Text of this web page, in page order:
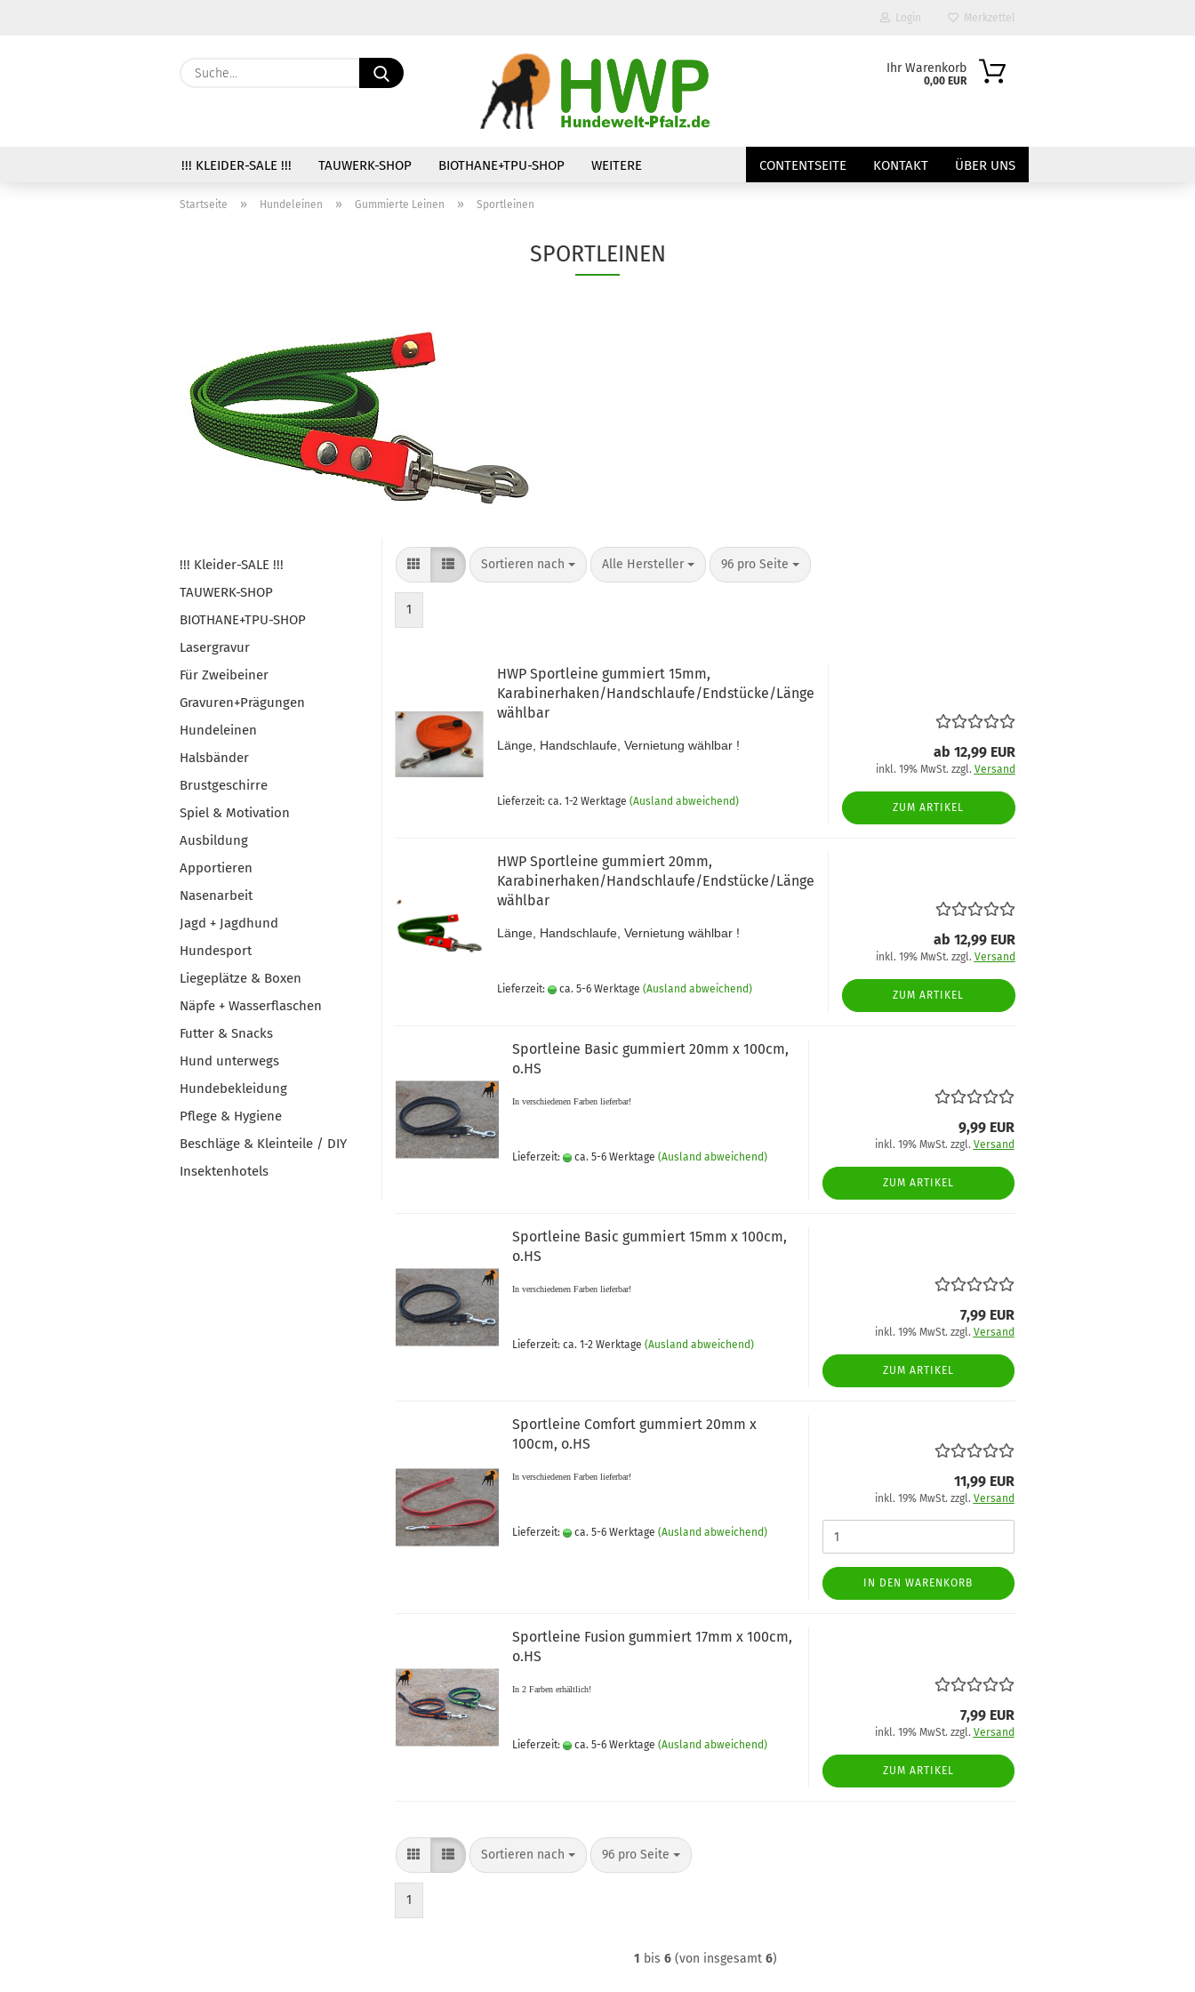
Login
E-Mail
Merkzettel
Suche... Ihr Warenkorb
0,00 EUR
!!! KLEIDER-SALE !!! TAUWERK-SHOP BIOTHANE+TPU-SHOP CONTENTSEITE KONTAKT ÜBER UNS
WEITERE
Startseite » Hundeleinen » Gummierte Leinen » Sportleinen
SPORTLEINEN
!!! Kleider-SALE !!!
TAUWERK-SHOP
BIOTHANE+TPU-SHOP
Lasergravur
Für Zweibeiner
Gravuren+Prägungen
Hundeleinen
Halsbänder
Brustgeschirre
Spiel & Motivation
Ausbildung
Apportieren
Nasenarbeit
Jagd + Jagdhund
Hundesport
Liegeplätze & Boxen
Näpfe + Wasserflaschen
Futter & Snacks
Hund unterwegs
Hundebekleidung
Pflege & Hygiene
Beschläge & Kleinteile / DIY
Insektenhotels
Sortieren nach
Sortieren nach Alle Hersteller
pro Seite 96 pro Seite
pro Seite
1
HWP Sportleine gummiert 15mm,
Karabinerhaken/Handschlaufe/Endstücke/Länge
wählbar
Länge, Handschlaufe, Vernietung wählbar !
Lieferzeit: ca. 1-2 Werktage (Ausland abweichend)
ab 12,99 EUR
inkl. 19% MwSt. zzgl. Versand
ZUM ARTIKEL
HWP Sportleine gummiert 20mm,
Karabinerhaken/Handschlaufe/Endstücke/Länge
wählbar
Länge, Handschlaufe, Vernietung wählbar !
Lieferzeit: ca. 5-6 Werktage (Ausland abweichend)
ab 12,99 EUR
inkl. 19% MwSt. zzgl. Versand
ZUM ARTIKEL
Sportleine Basic gummiert 20mm x 100cm,
o.HS
In verschiedenen Farben lieferbar!
Lieferzeit: ca. 5-6 Werktage (Ausland abweichend)
9,99 EUR
inkl. 19% MwSt. zzgl. Versand
ZUM ARTIKEL
Sportleine Basic gummiert 15mm x 100cm,
o.HS
In verschiedenen Farben lieferbar!
Lieferzeit: ca. 1-2 Werktage (Ausland abweichend)
7,99 EUR
inkl. 19% MwSt. zzgl. Versand
ZUM ARTIKEL
Sportleine Comfort gummiert 20mm x
100cm, o.HS
In verschiedenen Farben lieferbar!
Lieferzeit: ca. 5-6 Werktage (Ausland abweichend)
11,99 EUR
inkl. 19% MwSt. zzgl. Versand
IN DEN WARENKORB
Sportleine Fusion gummiert 17mm x 100cm,
o.HS
In 2 Farben erhältlich!
Lieferzeit: ca. 5-6 Werktage (Ausland abweichend)
7,99 EUR
inkl. 19% MwSt. zzgl. Versand
ZUM ARTIKEL
Sortieren nach
Sortieren nach 96 pro Seite
pro Seite
1
1 bis 6(von insgesamt 6)